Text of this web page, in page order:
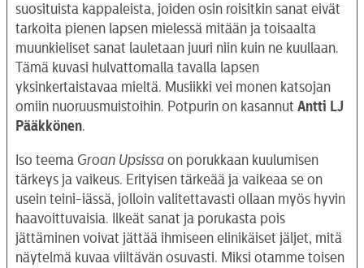
suosituista kappaleista, joiden osin roisitkin sanat eivät
tarkoita pienen lapsen mielessä mitään ja toisaalta
muunkieliset sanat lauletaan juuri niin kuin ne kuullaan.
Tämä kuvasi hulvattomalla tavalla lapsen
yksinkertaistavaa mieltä. Musiikki vei monen katsojan
omiin nuoruusmuistoihin. Potpurin on kasannut Antti LJ
Pääkkönen.
Iso teema Groan Upsissa on porukkaan kuulumisen
tärkeys ja vaikeus. Erityisen tärkeää ja vaikeaa se on
usein teini-iässä, jolloin valitettavasti ollaan myös hyvin
haavoittuvaisia. Ilkeät sanat ja porukasta pois
jättäminen voivat jättää ihmiseen elinikäiset jäljet, mitä
näytelmä kuvaa viiltävän osuvasti. Miksi otamme toisen